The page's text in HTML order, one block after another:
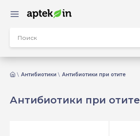
Антибиотики Антибиотики при отите
Антибиотики при отите